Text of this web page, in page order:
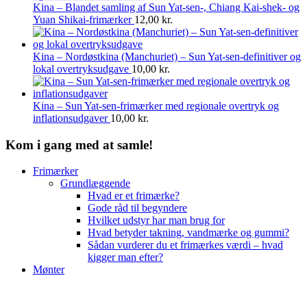
Kina – Blandet samling af Sun Yat-sen-, Chiang Kai-shek- og
Yuan Shikai-frimærker 12,00 kr.
Kina – Nordøstkina (Manchuriet) – Sun Yat-sen-definitiver og
lokal overtryksudgave 10,00 kr.
Kina – Sun Yat-sen-frimærker med regionale overtryk og
inflationsudgaver 10,00 kr.
Kom i gang med at samle!
Frimærker
Grundlæggende
Hvad er et frimærke?
Gode råd til begyndere
Hvilket udstyr har man brug for
Hvad betyder takning, vandmærke og gummi?
Sådan vurderer du et frimærkes værdi – hvad
kigger man efter?
Mønter